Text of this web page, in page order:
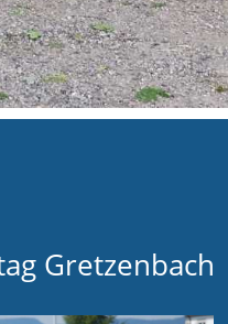
Gretzenbach